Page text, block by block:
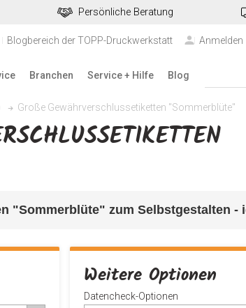
Persönliche Beratung
Blogbereich der TOPP-Druckwerkstatt Anmelden
Branchen Service + Hilfe Blog
Große Gewährverschlussetiketten "Sommerblüte"
"
"Sommerblüte" zum Selbstgestalten -
Weitere Optionen
Datencheck-Optionen